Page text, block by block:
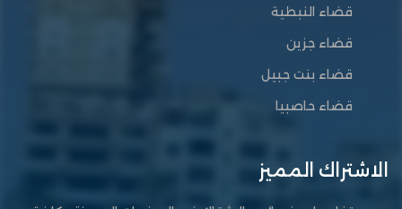
قضاء النبطية
قضاء جزين
قضاء بنت جبيل
قضاء حاصبيا
الاشتراك المميز